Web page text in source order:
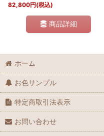
82,800円(税込)
商品詳細
ホーム
お色サンプル
特定商取引法表示
お問い合わせ